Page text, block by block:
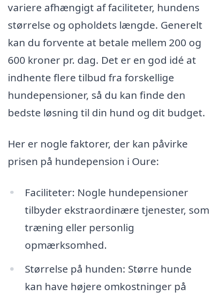
variere afhængigt af faciliteter, hundens
størrelse og opholdets længde. Generelt
kan du forvente at betale mellem 200 og
600 kroner pr. dag. Det er en god idé at
indhente flere tilbud fra forskellige
hundepensioner, så du kan finde den
bedste løsning til din hund og dit budget.
Her er nogle faktorer, der kan påvirke
prisen på hundepension i Oure:
Faciliteter: Nogle hundepensioner
tilbyder ekstraordinære tjenester, som
træning eller personlig
opmærksomhed.
Størrelse på hunden: Større hunde
kan have højere omkostninger på